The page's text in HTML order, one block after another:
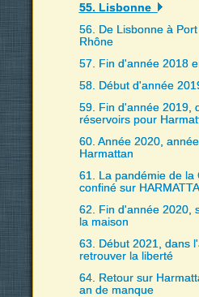
55. Lisbonne
56. De Lisbonne à
Rhône
57. Fin d'année 2018
58. Début d'année
59. Fin d'année 2019,
réservoirs pour
60. Année 2020,
Harmattan
61. La pandémie de la
confiné sur
62. Fin d'année 2020,
la maison
63. Début 2021, dans
retrouver la liberté
64. Retour sur
an de manque